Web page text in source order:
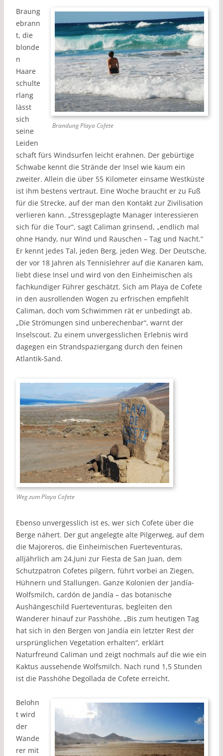
Brandung Playa Cofete
Braung
ebrann
t, die
blonde
n
Haare
schulte
rlang
lässt
sich
seine
Leiden
schaft fürs Windsurfen leicht erahnen. Der gebürtige
Schwabe kennt die Strände der Insel wie kaum ein
zweiter. Allein die über 55 Kilometer einsame Westküste
ist ihm bestens vertraut. Eine Woche braucht er zu Fuß
für die Strecke, auf der man den Kontakt zur Zivilisation
verlieren kann. „Stressgeplagte Manager interessieren
sich für die Tour“, sagt Caliman grinsend, „endlich mal
ohne Handy, nur Wind und Rauschen – Tag und Nacht.“
Er kennt jedes Tal, jeden Berg, jeden Weg. Der Deutsche,
der vor 18 Jahren als Tennislehrer auf die Kanaren kam,
liebt diese Insel und wird von den Einheimischen als
fachkundiger Führer geschätzt. Sich am Playa de Cofete
in den ausrollenden Wogen zu erfrischen empfiehlt
Caliman, doch vom Schwimmen rät er unbedingt ab.
„Die Strömungen sind unberechenbar“, warnt der
Inselscout. Zu einem unvergesslichen Erlebnis wird
dagegen ein Strandspaziergang durch den feinen
Atlantik-Sand.
Weg zum Playa Cofete
Ebenso unvergesslich ist es, wer sich Cofete über die
Berge nähert. Der gut angelegte alte Pilgerweg, auf dem
die Majoreros, die Einheimischen Fuerteventuras,
alljährlich am 24.Juni zur Fiesta de San Juan, dem
Schutzpatron Cofetes pilgern, führt vorbei an Ziegen,
Hühnern und Stallungen. Ganze Kolonien der Jandía-
Wolfsmilch, cardón de Jandía – das botanische
Aushängeschild Fuerteventuras, begleiten den
Wanderer hinauf zur Passhöhe. „Bis zum heutigen Tag
hat sich in den Bergen von Jandía ein letzter Rest der
ursprünglichen Vegetation erhalten“, erklärt
Naturfreund Caliman und zeigt nochmals auf die wie ein
Kaktus aussehende Wolfsmilch. Nach rund 1,5 Stunden
ist die Passhöhe Degollada de Cofete erreicht.
Belohn
t wird
der
Wande
rer mit